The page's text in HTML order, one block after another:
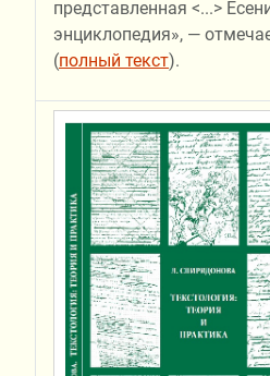
представленная <...>
энциклопедия», —
(полный текст).